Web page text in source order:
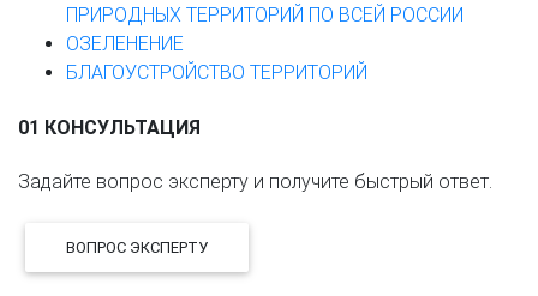
ПРИРОДНЫХ ТЕРРИТОРИЙ ПО ВСЕЙ РОССИИ
ОЗЕЛЕНЕНИЕ
БЛАГОУСТРОЙСТВО ТЕРРИТОРИЙ
01 КОНСУЛЬТАЦИЯ
Задайте вопрос эксперту и получите быстрый ответ.
ВОПРОС ЭКСПЕРТУ